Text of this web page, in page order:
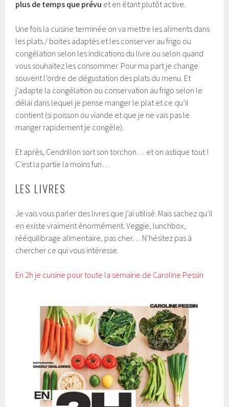
plus de temps que prévu et en étant plutôt active.
Une fois la cuisine terminée on va mettre les aliments dans
les plats / boites adaptés et les conserver au frigo ou
congélation selon les indications du livre ou selon quand
vous souhaitez les consommer. Pour ma part je change
souvent l’ordre de dégustation des plats du menu. Et
j’adapte la congélation ou conservation au frigo selon le
délai dans lequel je pense manger le plat et ce qu’il
contient (si poisson ou viande et que je ne vais pas le
manger rapidement je congèle).
Et après, Cendrillon sort son torchon… et on astique tout !
C’est la partie la moins fun…
LES LIVRES
Je vais vous parler des livres que j’ai utilisé. Mais sachez qu’il
en existe vraiment énormément. Veggie, lunchbox,
rééquilibrage alimentaire, pas cher… N’hésitez pas à
chercher ce qui vous intéresse.
En 2h je cuisine pour toute la semaine de Caroline Pessin